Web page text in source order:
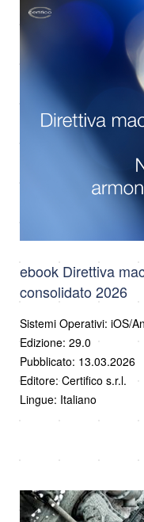
ebook Direttiva
consolidato 2026
Sistemi Operativi: iOS/
Edizione: 29.0
Pubblicato: 13.03.2026
Editore: Certifico s.r.l.
Lingue: Italiano